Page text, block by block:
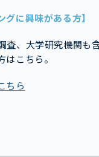
に興味がある方】
、大学研究機関も
こちら。
ちら